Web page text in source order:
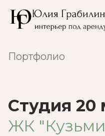
Портфолио
Студия 20
ЖК